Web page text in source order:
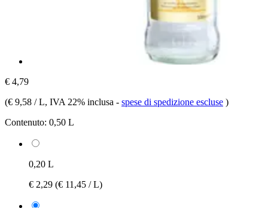
€ 4,79
(€ 9,58 / L, IVA 22% inclusa - spese di spedizione escluse )
Contenuto: 0,50 L
0,20 L
€ 2,29 (€ 11,45 / L)